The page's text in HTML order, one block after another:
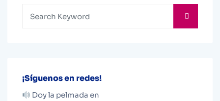
¡Síguenos en redes!
Doy la pelmada en